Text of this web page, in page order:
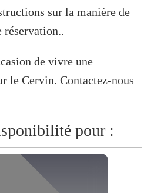
sur la manière de
réservation..
de vivre une
le Cervin. Contactez-nous
pour :